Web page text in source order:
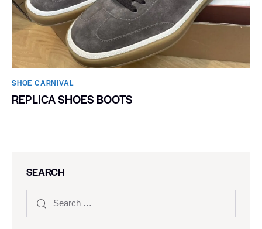
SHOE CARNIVAL​
REPLICA SHOES BOOTS
SEARCH